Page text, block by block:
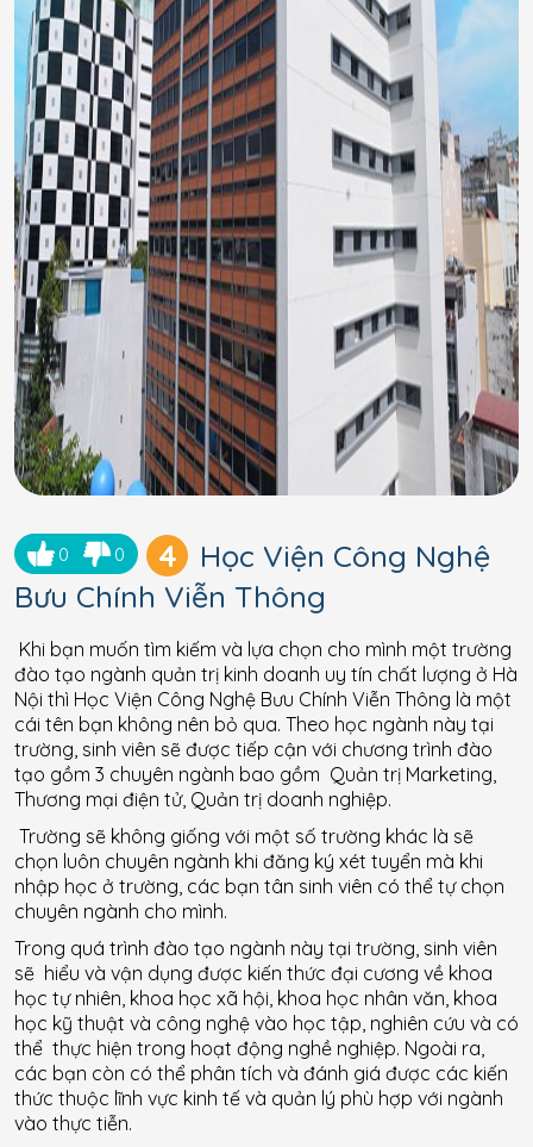
0 0 4
Học Viện Công Nghệ
Bưu Chính Viễn Thông
Khi bạn muốn tìm kiếm và lựa chọn cho mình một trường
đào tạo ngành quản trị kinh doanh uy tín chất lượng ở Hà
Nội thì Học Viện Công Nghệ Bưu Chính Viễn Thông là một
cái tên bạn không nên bỏ qua. Theo học ngành này tại
trường, sinh viên sẽ được tiếp cận với chương trình đào
tạo gồm 3 chuyên ngành bao gồm Quản trị Marketing,
Thương mại điện tử, Quản trị doanh nghiệp.
Trường sẽ không giống với một số trường khác là sẽ
chọn luôn chuyên ngành khi đăng ký xét tuyển mà khi
nhập học ở trường, các bạn tân sinh viên có thể tự chọn
chuyên ngành cho mình.
Trong quá trình đào tạo ngành này tại trường, sinh viên
sẽ hiểu và vận dụng được kiến thức đại cương về khoa
học tự nhiên, khoa học xã hội, khoa học nhân văn, khoa
học kỹ thuật và công nghệ vào học tập, nghiên cứu và có
thể thực hiện trong hoạt động nghề nghiệp. Ngoài ra,
các bạn còn có thể phân tích và đánh giá được các kiến
thức thuộc lĩnh vực kinh tế và quản lý phù hợp với ngành
vào thực tiễn.